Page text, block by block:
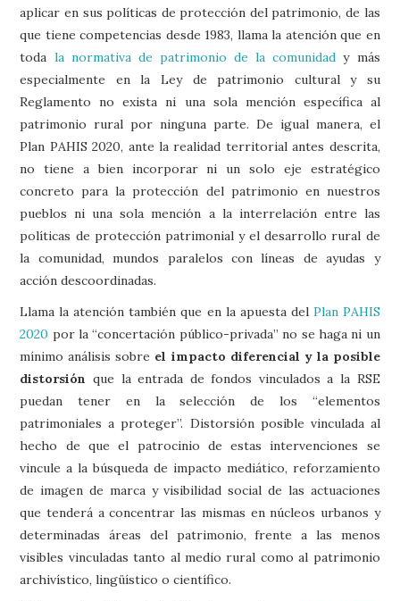
aplicar en sus políticas de protección del patrimonio, de las
que tiene competencias desde 1983, llama la atención que en
toda la normativa de patrimonio de la comunidad y más
especialmente en la Ley de patrimonio cultural y su
Reglamento no exista ni una sola mención específica al
patrimonio rural por ninguna parte. De igual manera, el
Plan PAHIS 2020, ante la realidad territorial antes descrita,
no tiene a bien incorporar ni un solo eje estratégico
concreto para la protección del patrimonio en nuestros
pueblos ni una sola mención a la interrelación entre las
políticas de protección patrimonial y el desarrollo rural de
la comunidad, mundos paralelos con líneas de ayudas y
acción descoordinadas.
Llama la atención también que en la apuesta del Plan PAHIS
2020 por la “concertación público-privada” no se haga ni un
mínimo análisis sobre el impacto diferencial y la posible
distorsión que la entrada de fondos vinculados a la RSE
puedan tener en la selección de los “elementos
patrimoniales a proteger”. Distorsión posible vinculada al
hecho de que el patrocinio de estas intervenciones se
vincule a la búsqueda de impacto mediático, reforzamiento
de imagen de marca y visibilidad social de las actuaciones
que tenderá a concentrar las mismas en núcleos urbanos y
determinadas áreas del patrimonio, frente a las menos
visibles vinculadas tanto al medio rural como al patrimonio
archivístico, lingüístico o científico.